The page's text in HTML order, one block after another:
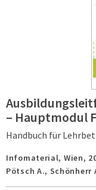
– Hauptmodul
Handbuch für
Infomaterial, Wien,
Pötsch A., Schönherr